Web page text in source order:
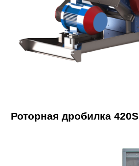
Роторная дробилка 420S